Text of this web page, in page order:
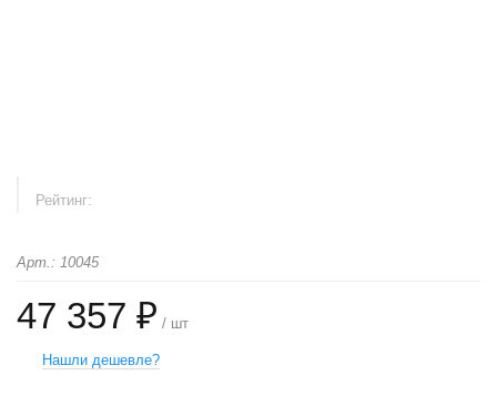
Рейтинг:
Арт.: 10045
47 357 ₽ / шт
Нашли дешевле?